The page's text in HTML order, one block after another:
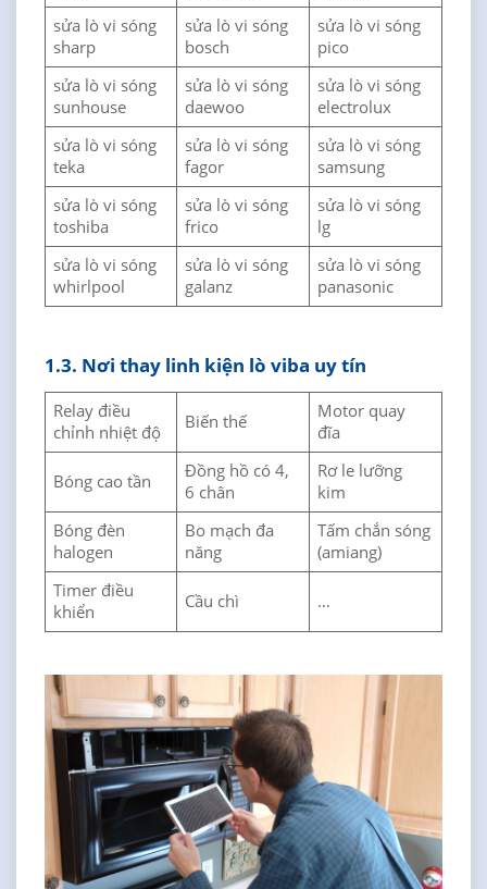
sửa lò vi sóng
sharp
sửa lò vi sóng
bosch
sửa lò vi sóng
pico
sửa lò vi sóng
sunhouse
sửa lò vi sóng
daewoo
sửa lò vi sóng
electrolux
sửa lò vi sóng
teka
sửa lò vi sóng
fagor
sửa lò vi sóng
samsung
sửa lò vi sóng
toshiba
sửa lò vi sóng
frico
sửa lò vi sóng
lg
sửa lò vi sóng
whirlpool
sửa lò vi sóng
galanz
sửa lò vi sóng
panasonic
1.3. Nơi thay linh kiện lò viba uy tín
Relay điều
chỉnh nhiệt độ
Biến thế
Motor quay
đĩa
Bóng cao tần
Đồng hồ có 4,
6 chân
Rơ le lưỡng
kim
Bóng đèn
halogen
Bo mạch đa
năng
Tấm chắn sóng
(amiang)
Timer điều
khiển
Cầu chì …